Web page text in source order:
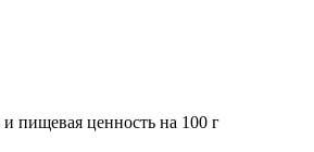
пищевая ценность на 100 г